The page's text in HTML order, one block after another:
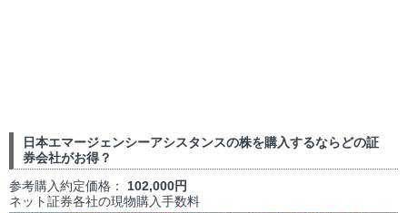
日本エマージェンシーアシスタンスの株を購入するならどの証
券会社がお得？
参考購入約定価格： 102,000円
ネット証券各社の現物購入手数料